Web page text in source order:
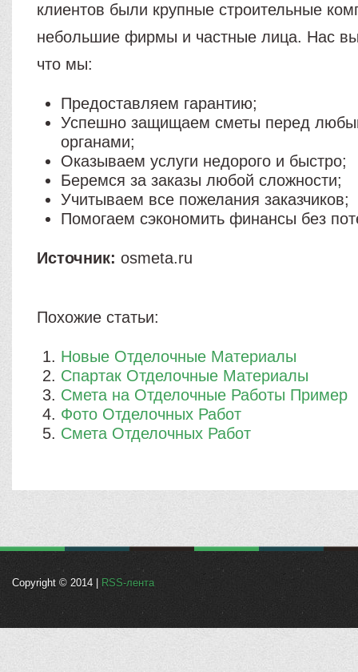
клиентов были крупные строительные
небольшие фирмы и частные лица. Нас
что мы:
Предоставляем гарантию;
Успешно защищаем сметы перед
органами;
Оказываем услуги недорого и быстро;
Беремся за заказы любой сложности;
Учитываем все пожелания заказчиков;
Помогаем сэкономить финансы без
Источник: osmeta.ru
Похожие статьи:
Новые Отделочные Материалы
Спартак Отделочные Материалы
Смета на Отделочные Работы Пример
Фото Отделочных Работ
Смета Отделочных Работ
Copyright © 2014 | RSS-лента